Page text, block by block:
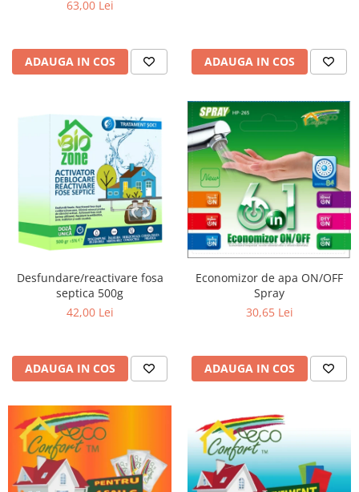
63,00 Lei
ADAUGA IN COS ADAUGA IN COS
Desfundare/reactivare fosa
septica 500g
42,00 Lei
ADAUGA IN COS
Economizor de apa ON/OFF
Spray
30,65 Lei
ADAUGA IN COS